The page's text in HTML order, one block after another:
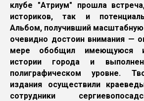
клубе "Атриум" прошла
историков, так и
Альбом, получивший
очевидно достоин внимания —
мере обобщил имеющуюся
истории города и
полиграфическом уровне.
издания осуществили
сотрудники